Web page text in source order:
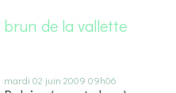
brun de la vallette
mardi 02 juin 2009 09h06